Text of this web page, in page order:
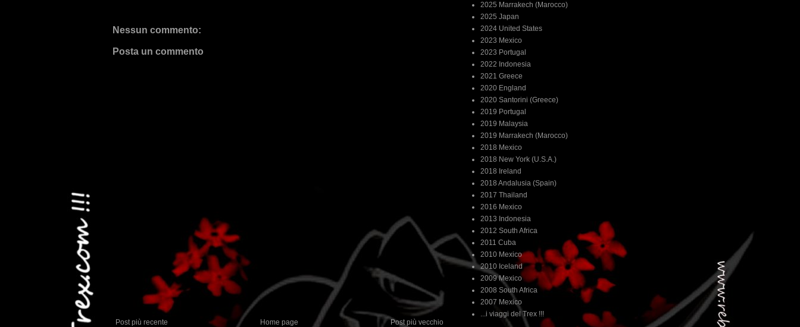
Nessun commento:
Posta un commento
Post più recente Post più vecchio
Home page
2025 Marrakech (Marocco)
2025 Japan
2024 United States
2023 Mexico
2023 Portugal
2022 Indonesia
2021 Greece
2020 England
2020 Santorini (Greece)
2019 Portugal
2019 Malaysia
2019 Marrakech (Marocco)
2018 Mexico
2018 New York (U.S.A.)
2018 Ireland
2018 Andalusia (Spain)
2017 Thailand
2016 Mexico
2013 Indonesia
2012 South Africa
2011 Cuba
2010 Mexico
2010 Iceland
2009 Mexico
2008 South Africa
2007 Mexico
...i viaggi del Trex !!!